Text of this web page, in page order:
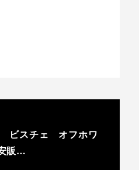
ビスチェ オフホワ
販…